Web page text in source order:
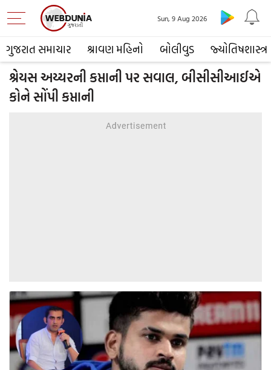
ગુજરાત સમાચાર શ્રાવણ મહિનો બોલીવુડ જ્યોતિષશાસ્ત્ર
Sun, 9 Aug 2026
શ્રેયસ અય્યરની કપ્તાની પર સવાલ, બીસીસીઆઈએ
કોને સોંપી કપ્તાની